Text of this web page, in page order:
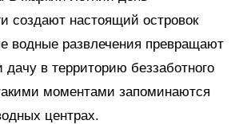
создают настоящий островок
водные развлечения превращают
в территорию беззаботного
моментами запоминаются
центрах.